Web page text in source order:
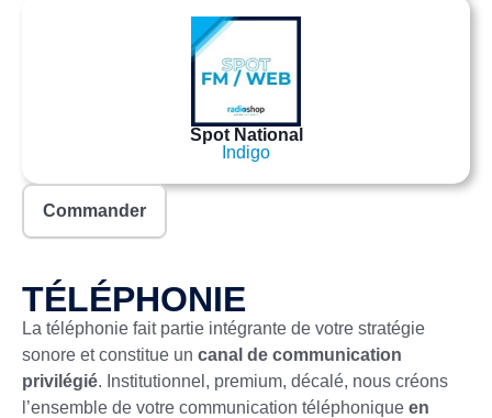
Spot National
Indigo
Commander
TÉLÉPHONIE
La téléphonie fait partie intégrante de votre stratégie
sonore et constitue un canal de communication
privilégié. Institutionnel, premium, décalé, nous créons
l’ensemble de votre communication téléphonique en